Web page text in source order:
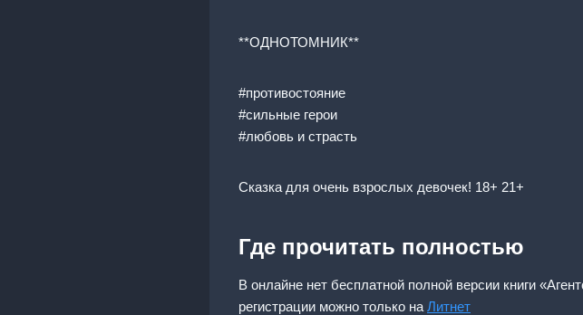
**ОДНОТОМНИК**
#противостояние
#сильные герои
#любовь и страсть
Сказка для очень взрослых девочек! 18+ 21+
Где прочитать полностью
В онлайне нет бесплатной полной версии книги
регистрации можно только на Литнет